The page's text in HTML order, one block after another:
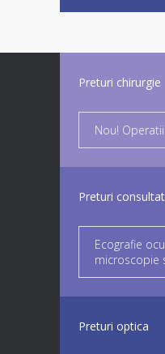
Preturi chirurgie
Nou!
Preturi
Ecografie
microscopie
Preturi optica